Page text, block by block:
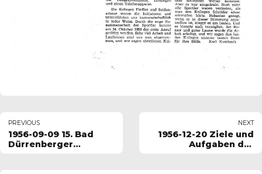
PREVIOUS
1956-09-09 15. Bad
Dürrenberger
NEXT
1956-12-20 Ziele und
Aufgaben der